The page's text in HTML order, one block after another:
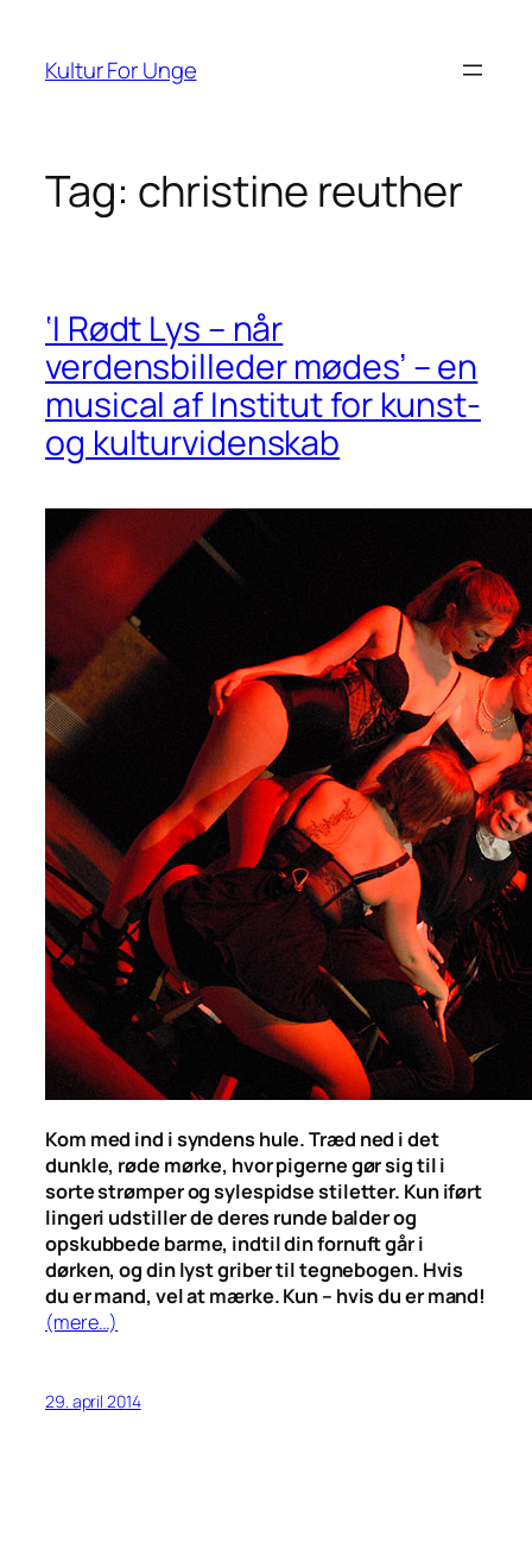
indhold
Kultur For Unge
Tag: christine reuther
‘I Rødt Lys – når
verdensbilleder mødes’ – en
musical af Institut for kunst-
og kulturvidenskab
Kom med ind i syndens hule. Træd ned i det
dunkle, røde mørke, hvor pigerne gør sig til i
sorte strømper og sylespidse stiletter. Kun iført
lingeri udstiller de deres runde balder og
opskubbede barme, indtil din fornuft går i
dørken, og din lyst griber til tegnebogen. Hvis
du er mand, vel at mærke. Kun – hvis du er mand!
(mere…)
29. april 2014